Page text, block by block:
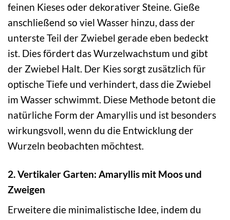
feinen Kieses oder dekorativer Steine. Gieße
anschließend so viel Wasser hinzu, dass der
unterste Teil der Zwiebel gerade eben bedeckt
ist. Dies fördert das Wurzelwachstum und gibt
der Zwiebel Halt. Der Kies sorgt zusätzlich für
optische Tiefe und verhindert, dass die Zwiebel
im Wasser schwimmt. Diese Methode betont die
natürliche Form der Amaryllis und ist besonders
wirkungsvoll, wenn du die Entwicklung der
Wurzeln beobachten möchtest.
2. Vertikaler Garten: Amaryllis mit Moos und
Zweigen
Erweitere die minimalistische Idee, indem du